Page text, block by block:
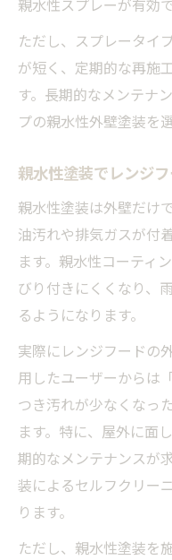
親水性スプレーが有効で
ただし、スプレータイ
が短く、定期的な再施
す。長期的なメンテナ
プの親水性外壁塗装を
親水性塗装でレンジ
親水性塗装は外壁だけ
油汚れや排気ガスが付
ます。親水性コーティ
びり付きにくくなり、
るようになります。
実際にレンジフードの
用したユーザーからは
つき汚れが少なくなっ
ます。特に、屋外に面
期的なメンテナンスが
装によるセルフクリー
ります。
ただし、親水性塗装を